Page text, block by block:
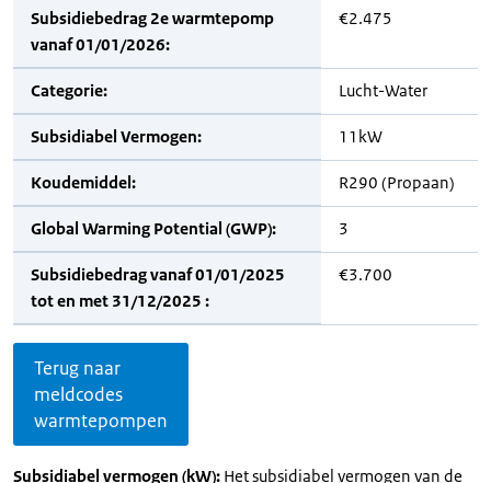
Subsidiebedrag 2e warmtepomp
vanaf 01/01/2026:
€2.475
Categorie: Lucht-Water
Subsidiabel Vermogen: 11kW
Koudemiddel: R290 (Propaan)
Global Warming Potential (GWP): 3
Subsidiebedrag vanaf 01/01/2025
tot en met 31/12/2025 :
€3.700
Terug naar
meldcodes
warmtepompen
Subsidiabel vermogen (kW): Het subsidiabel vermogen van de